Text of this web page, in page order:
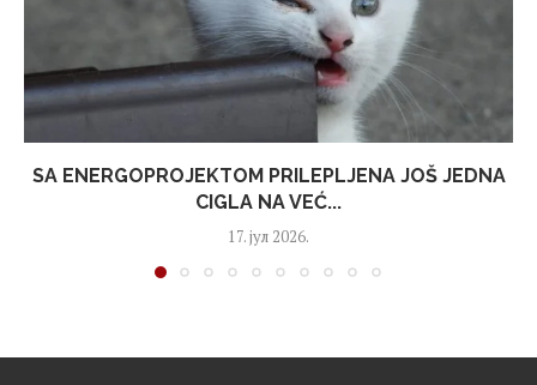
SA ENERGOPROJEKTOM PRILEPLJENA JOŠ JEDNA
CIGLA NA VEĆ...
17. јул 2026.